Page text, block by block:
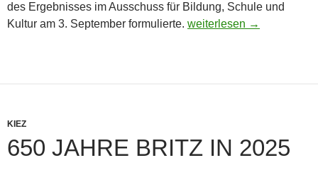
des Ergebnisses im Ausschuss für Bildung, Schule und
Kultur am 3. September formulierte. Neue Ideen für die
weiterlesen →
KIEZ
650 JAHRE BRITZ IN 2025